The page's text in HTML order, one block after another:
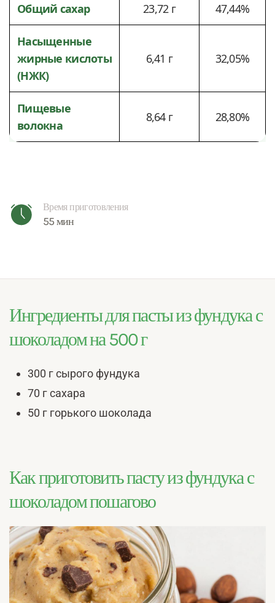
Общий сахар 23,72 г 47,44%
Насыщенные
жирные кислоты
(НЖК)
6,41 г 32,05%
Пищевые
волокна
8,64 г 28,80%
Время приготовления
55 мин
Ингредиенты для пасты из фундука с
шоколадом на 500 г
300 г сырого фундука
70 г сахара
50 г горького шоколада
Как приготовить пасту из фундука с
шоколадом пошагово